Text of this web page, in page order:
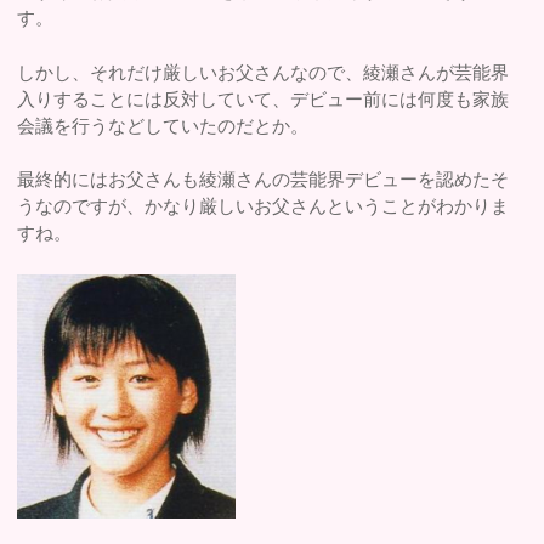
す。
しかし、それだけ厳しいお父さんなので、綾瀬さんが芸能界
入りすることには反対していて、デビュー前には何度も家族
会議を行うなどしていたのだとか。
最終的にはお父さんも綾瀬さんの芸能界デビューを認めたそ
うなのですが、かなり厳しいお父さんということがわかりま
すね。